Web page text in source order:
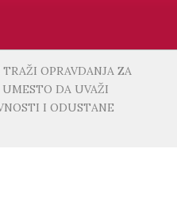
TRAŽI OPRAVDANJA ZA
UMESTO DA UVAŽI
I ODUSTANE